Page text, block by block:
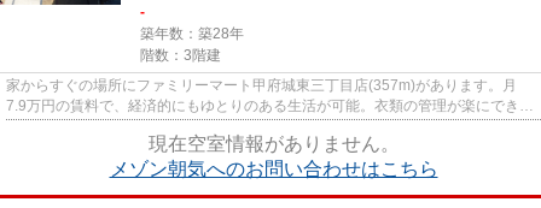
-
築年数：築28年
階数：3階建
家からすぐの場所にファミリーマート甲府城東三丁目店(357m)があります。月
7.9万円の賃料で、経済的にもゆとりのある生活が可能。衣類の管理が楽にできる
現在空室情報がありません。
メゾン朝気へのお問い合わせはこちら